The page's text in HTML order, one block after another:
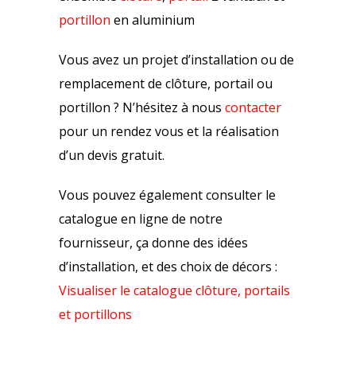
portillon en aluminium
Vous avez un projet d’installation ou de
remplacement de clôture, portail ou
portillon ? N’hésitez à nous contacter
pour un rendez vous et la réalisation
d’un devis gratuit.
Vous pouvez également consulter le
catalogue en ligne de notre
fournisseur, ça donne des idées
d’installation, et des choix de décors :
Visualiser le catalogue clôture, portails
et portillons